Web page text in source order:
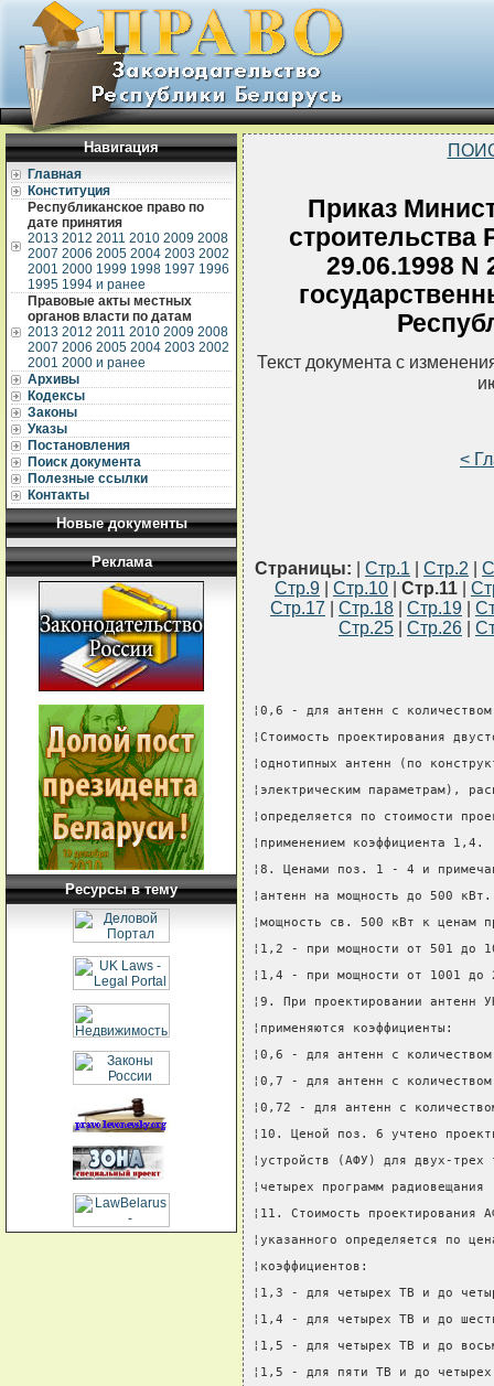
Навигация
Главная
Конституция
Республиканское право по
дате принятия
2013 2012 2011 2010 2009 2008
2007 2006 2005 2004 2003 2002
2001 2000 1999 1998 1997 1996
1995 1994 и ранее
Правовые акты местных
органов власти по датам
2013 2012 2011 2010 2009 2008
2007 2006 2005 2004 2003 2002
2001 2000 и ранее
Архивы
Кодексы
Законы
Указы
Постановления
Поиск документа
Полезные ссылки
Контакты
Новые документы
Реклама
Ресурсы в тему
Приказ
строительства
29.06.1998
Текст документа с
<
Страницы: Стр.1 Стр.2
Стр.9
Стр.10 Стр.11
Стр.17
Стр.18 Стр.19
Стр.25
Стр.26
¦0,6 - для антенн с
¦Стоимость проектирования
¦однотипных антенн (по
¦электрическим параметрам),
¦определяется по стоимости
¦применением
¦8. Ценами поз. 1 - 4 и
¦антенн на мощность до 500
¦мощность св. 500 кВт к
¦1,2 - при мощности от
¦1,4 - при мощности от
¦9. При проектировании
¦применяются
¦0,6 - для антенн с
¦0,7 - для антенн с
¦0,72 - для антенн с
¦10. Ценой поз. 6 учтено
¦устройств (АФУ) для двух-
¦четырех программ
¦11. Стоимость
¦указанного определяется
¦коэффициентов:
¦1,3 - для четырех ТВ и до
¦1,4 - для четырех ТВ и до
¦1,5 - для четырех ТВ и до
¦1,5 - для пяти ТВ и до